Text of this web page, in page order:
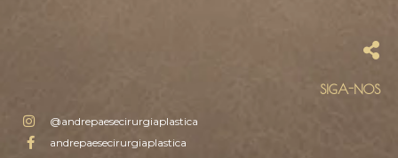
SIGA-NOS
@andrepaesecirurgiaplastica
andrepaesecirurgiaplastica